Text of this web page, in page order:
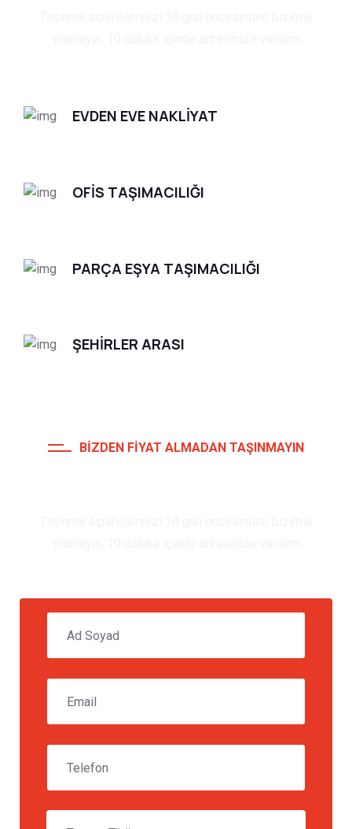
EVDEN EVE NAKLİYAT
OFİS TAŞIMACILIĞI
PARÇA EŞYA TAŞIMACILIĞI
ŞEHİRLER ARASI
BIZDEN FIYAT ALMADAN TAŞINMAYIN